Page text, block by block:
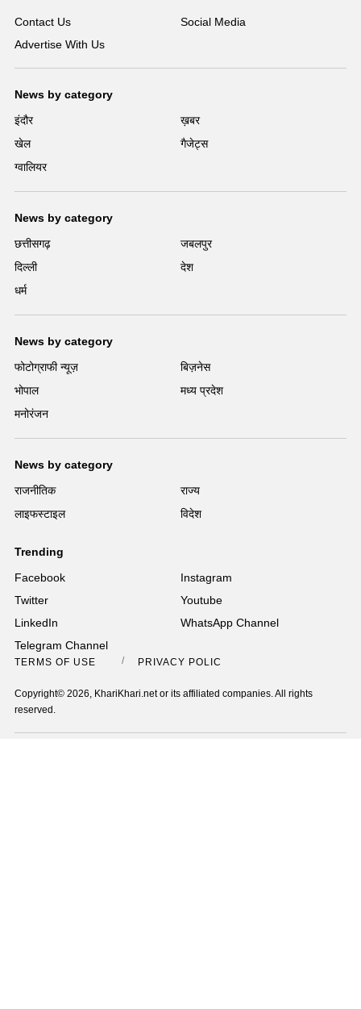
Contact Us
Social Media
Advertise With Us
News by category
इंदौर
ख़बर
खेल
गैजेट्स
ग्वालियर
News by category
छत्तीसगढ़
जबलपुर
दिल्ली
देश
धर्म
News by category
फोटोग्राफी न्यूज़
बिज़नेस
भोपाल
मध्य प्रदेश
मनोरंजन
News by category
राजनीतिक
राज्य
लाइफस्टाइल
विदेश
Trending
Facebook
Instagram
Twitter
Youtube
LinkedIn
WhatsApp Channel
Telegram Channel
TERMS OF USE PRIVACY POLICY
Copyright© 2026, KhariKhari.net or its affiliated companies. All rights
reserved.